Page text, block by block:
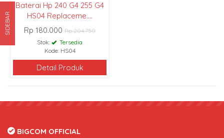
Baterai Hp 240 G4 255 G4
HS04 Replaceme....
Rp 180.000 Rp 204.750
Stok:
Tersedia
Kode: HS04
Detail Produk
SIDEBAR
BIGCOM OFFICIAL